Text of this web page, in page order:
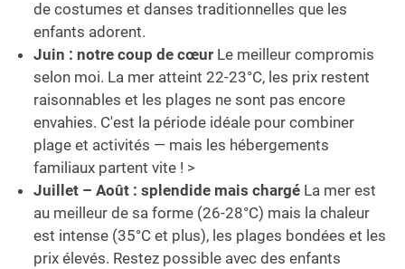
de costumes et danses traditionnelles que les
enfants adorent.
Juin : notre coup de cœur Le meilleur compromis
selon moi. La mer atteint 22-23°C, les prix restent
raisonnables et les plages ne sont pas encore
envahies. C'est la période idéale pour combiner
plage et activités — mais les hébergements
familiaux partent vite ! >
Juillet – Août : splendide mais chargé La mer est
au meilleur de sa forme (26-28°C) mais la chaleur
est intense (35°C et plus), les plages bondées et les
prix élevés. Restez possible avec des enfants